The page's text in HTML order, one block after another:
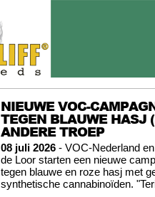
NIEUWE VOC-
TEGEN BLAUWE HASJ
ANDERE TROEP
08 juli 2026 - VOC-Nederland
de Loor starten een nieuwe
tegen blauwe en roze hasj met
synthetische cannabinoïden.